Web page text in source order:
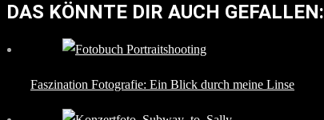
DAS KÖNNTE DIR AUCH GEFALLEN:
Faszination Fotografie: Ein Blick durch meine Linse